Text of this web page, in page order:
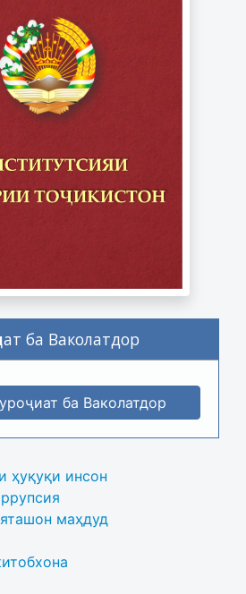
ба Ваколатдор
ба Ваколатдор
ҳуқуқи инсон
маҳдуд